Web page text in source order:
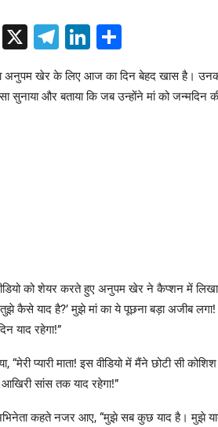
X Telegram
LinkedIn
Share
अनुपम खेर के लिए आज का दिन बेहद खास है।
सुनाया और बताया कि जब उन्होंने मां को जन्मदिन
को शेयर करते हुए अनुपम खेर ने कैप्शन में
कैसे याद है?’ मुझे मां का ये पूछना बड़ा अजीब लगा!
याद रहेगा!”
“मेरी प्यारी माता! इस वीडियो में मैंने छोटी सी
सांस तक याद रहेगा!”
अभिनेता कहते नजर आए, “मुझे सब कुछ याद है। मुझे